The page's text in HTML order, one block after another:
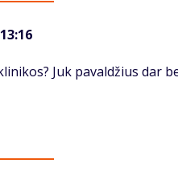
Juk pavaldžius dar